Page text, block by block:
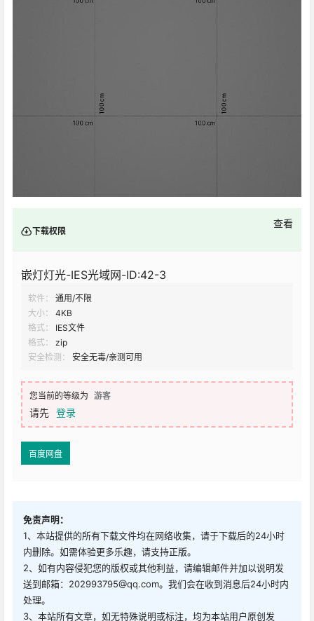
下载权限
查看
嵌灯灯光-IES光域网-ID:42-3
软件：
通用/不限
大小：
4KB
格式：
IES文件
格式：
zip
安全检测：
安全无毒/亲测可用
您当前的等级为 游客
请先 登录
百度网盘
免责声明：
1、本站提供的所有下载文件均在网络收集，请于下载后的24小时
内删除。如需体验更多乐趣，请支持正版。
2、如有内容侵犯您的版权或其他利益，请编辑邮件并加以说明发
送到邮箱：202993795@qq.com。我们会在收到消息后24小时内
处理。
3、本站所有文章，如无特殊说明或标注，均为本站用户原创发